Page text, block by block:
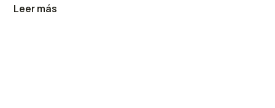
Leer más